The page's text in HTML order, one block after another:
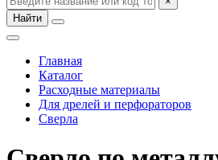
Найти
Главная
Каталог
Расходные материалы
Для дрелей и перфораторов
Сверла